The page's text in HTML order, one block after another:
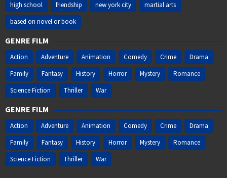
high school
friendship new york city
martial arts
based on novel or book
GENRE FILM
Action Adventure Animation Comedy Crime
Drama
Family
Fantasy History Horror Mystery
Romance
Science Fiction
Thriller War
GENRE FILM
Action Adventure Animation Comedy Crime
Drama
Family
Fantasy History Horror Mystery
Romance
Science Fiction
Thriller War